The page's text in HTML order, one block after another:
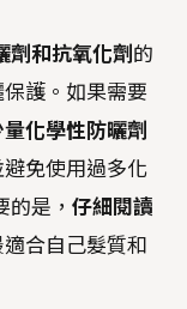
劑和抗氧化劑 的
護。如果需要
量化學性防曬劑
免使用過多化
是， 仔細閱讀
合自己髮質和